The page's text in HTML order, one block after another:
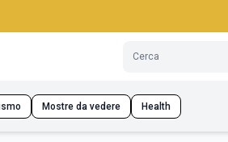
Mostre da vedere Health